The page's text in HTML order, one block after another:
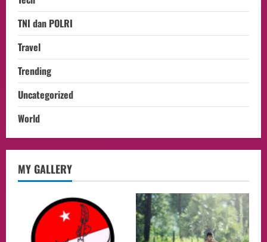
TNI dan POLRI
Travel
Trending
Uncategorized
World
MY GALLERY
lembaga investor, Berorientasi Untuk
Meningkatkan SDM
05/08/2026
Health